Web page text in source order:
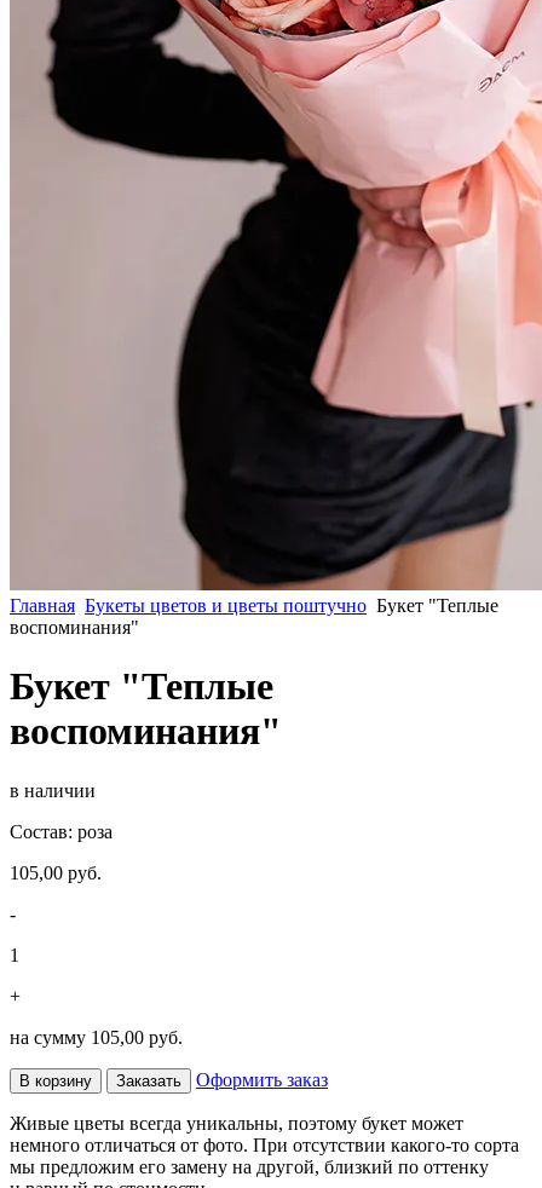
Главная Букеты цветов и цветы поштучно Букет "Теплые
воспоминания"
Букет "Теплые
воспоминания"
в наличии
Состав: роза
105,00 руб.
-
1
+
на сумму 105,00 руб.
В корзину Заказать Оформить заказ
Живые цветы всегда уникальны, поэтому букет может
немного отличаться от фото. При отсутствии какого-то сорта
мы предложим его замену на другой, близкий по оттенку